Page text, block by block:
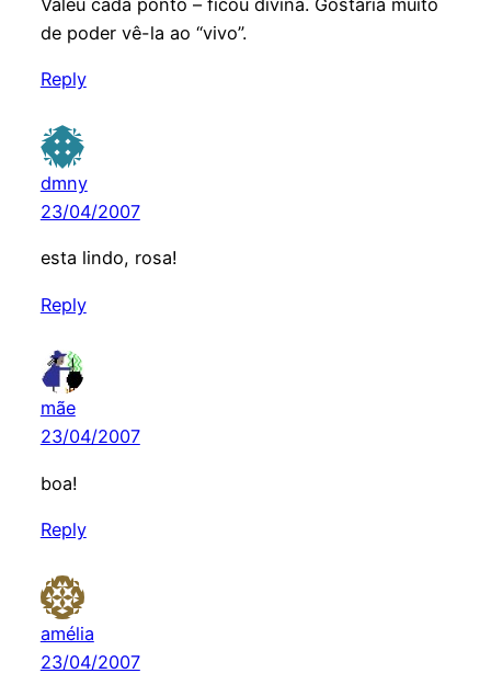
de poder vê-la ao “vivo”.
Reply
dmny
23/04/2007
esta lindo, rosa!
Reply
mãe
23/04/2007
boa!
Reply
amélia
23/04/2007